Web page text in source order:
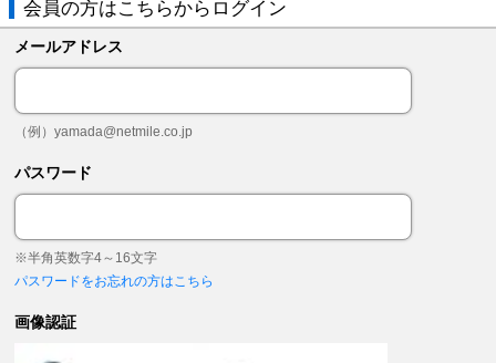
会員の方はこちらからログイン
メールアドレス
（例）yamada@netmile.co.jp
パスワード
※半角英数字4～16文字
パスワードをお忘れの方はこちら
画像認証